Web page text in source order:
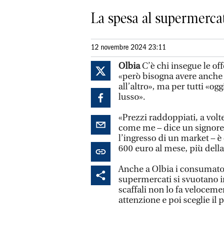
La spesa al
12 novembre 2024 23:11
OlbiaC’è chi insegue le
«però bisogna avere
all’altro», ma per tutti
lusso».
«Prezzi raddoppiati, a
come me – dice un
l’ingresso di un market –
600 euro al mese, più
Anche a Olbia i
supermercati si svuotano
scaffali non lo fa
attenzione e poi sceglie il